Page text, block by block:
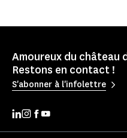
Amoureux du château
Restons en contact !
S'abonner à l'infolettre